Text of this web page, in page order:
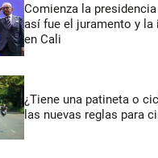
Comienza la
así fue el juramento y
en Cali
¿Tiene una patineta o
las nuevas reglas para